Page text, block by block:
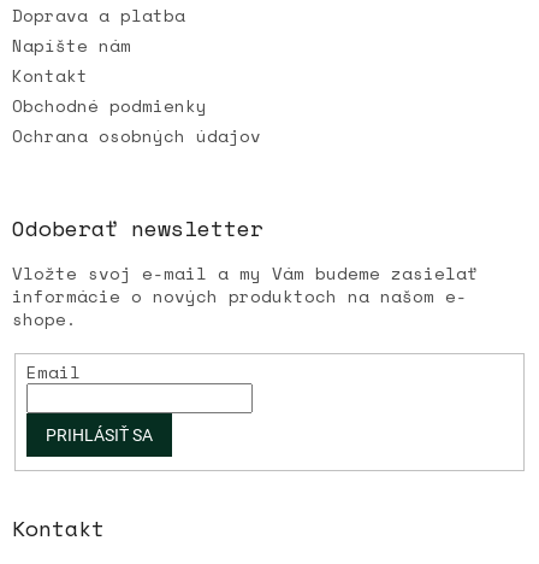
Doprava a platba
Napíšte nám
Kontakt
Obchodné podmienky
Ochrana osobných údajov
Odoberať newsletter
Vložte svoj e-mail a my Vám budeme zasielať
informácie o nových produktoch na našom e-
shope.
Email
PRIHLÁSIŤ SA
Kontakt